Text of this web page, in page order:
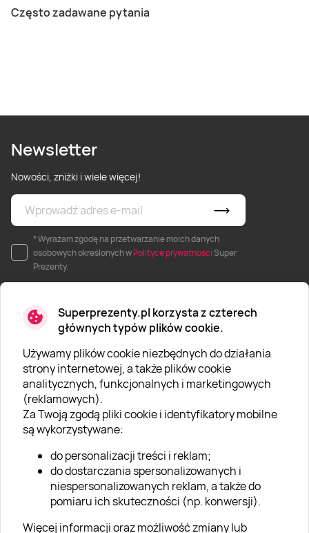
Superprezenty.pl korzysta z czterech
głównych typów plików cookie.
Używamy plików cookie niezbędnych do działania
strony internetowej, a także plików cookie
analitycznych, funkcjonalnych i marketingowych
(reklamowych).
Za Twoją zgodą pliki cookie i identyfikatory mobilne
są wykorzystywane:
do personalizacji treści i reklam;
do dostarczania spersonalizowanych i
niespersonalizowanych reklam, a także do
pomiaru ich skuteczności (np. konwersji).
Więcej informacji oraz możliwość zmiany lub
Często zadawane pytania
Newsletter
Nowości, zniżki i wiele więcej!
* Wyrażam zgodę na przetwarzanie moich danych
osobowych określonych wPolityce prywatnościSuper
Prezenty.
O SUPERPREZENTY
O nas
Aktualności
Kariera w Super Prezentach
Klub Lojalnościowy